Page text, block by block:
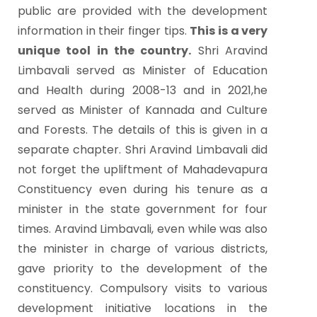
public are provided with the development
information in their finger tips. This is a very
unique tool in the country. Shri Aravind
Limbavali served as Minister of Education
and Health during 2008-13 and in 2021,he
served as Minister of Kannada and Culture
and Forests. The details of this is given in a
separate chapter. Shri Aravind Limbavali did
not forget the upliftment of Mahadevapura
Constituency even during his tenure as a
minister in the state government for four
times. Aravind Limbavali, even while was also
the minister in charge of various districts,
gave priority to the development of the
constituency. Compulsory visits to various
development initiative locations in the